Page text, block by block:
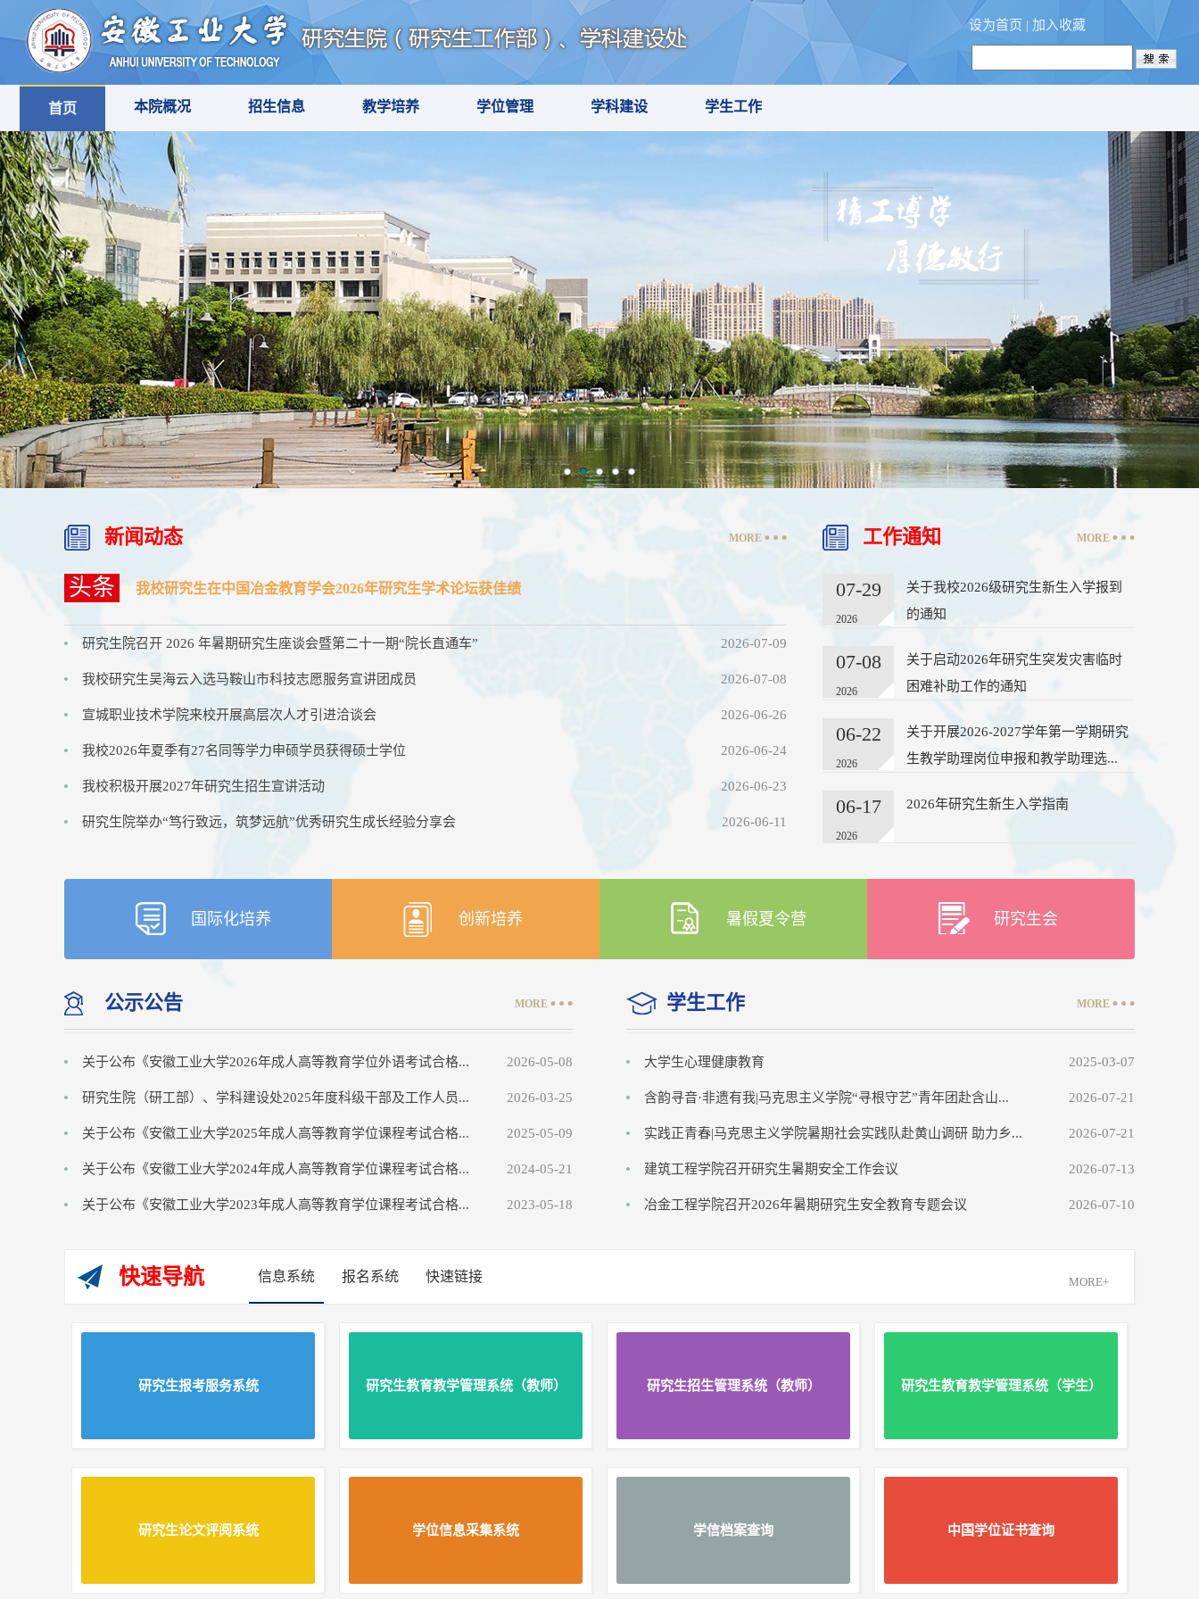
设为首页 | 加入收藏
首页 本院概况 招生信息 教学培养 学位管理 学科建设 学生工作
MORE
新闻动态
头条 我校研究生在中国冶金教育学会2026年研究生学术论坛获佳绩
2026-07-09
研究生院召开 2026 年暑期研究生座谈会暨第二十一期“院长直通车”
2026-07-08
我校研究生吴海云入选马鞍山市科技志愿服务宣讲团成员
2026-06-26
宣城职业技术学院来校开展高层次人才引进洽谈会
2026-06-24
我校2026年夏季有27名同等学力申硕学员获得硕士学位
2026-06-23
我校积极开展2027年研究生招生宣讲活动
2026-06-11
研究生院举办“笃行致远，筑梦远航”优秀研究生成长经验分享会
MORE
工作通知
07-29
2026
关于我校2026级研究生新生入学报到
的通知
07-08
2026
关于启动2026年研究生突发灾害临时
困难补助工作的通知
06-22
2026
关于开展2026-2027学年第一学期研究
生教学助理岗位申报和教学助理选...
06-17
2026
2026年研究生新生入学指南
国际化培养 创新培养 暑假夏令营 研究生会
MORE
公示公告
2026-05-08
关于公布《安徽工业大学2026年成人高等教育学位外语考试合格...
2026-03-25
研究生院（研工部）、学科建设处2025年度科级干部及工作人员...
2025-05-09
关于公布《安徽工业大学2025年成人高等教育学位课程考试合格...
2024-05-21
关于公布《安徽工业大学2024年成人高等教育学位课程考试合格...
2023-05-18
关于公布《安徽工业大学2023年成人高等教育学位课程考试合格...
MORE
学生工作
2025-03-07
大学生心理健康教育
2026-07-21
含韵寻音·非遗有我|马克思主义学院“寻根守艺”青年团赴含山...
2026-07-21
实践正青春|马克思主义学院暑期社会实践队赴黄山调研 助力乡...
2026-07-13
建筑工程学院召开研究生暑期安全工作会议
2026-07-10
冶金工程学院召开2026年暑期研究生安全教育专题会议
快速导航 信息系统 报名系统 快速链接 MORE+
研究生报考服务系统 研究生教育教学管理系统（教师） 研究生招生管理系统（教师） 研究生教育教学管理系统（学生）
研究生论文评阅系统 学位信息采集系统 学信档案查询 中国学位证书查询